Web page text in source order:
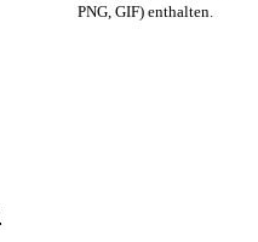
PNG, GIF) enthalten.